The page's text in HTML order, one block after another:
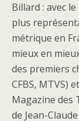
Billard : avec
plus
métrique en
mieux en
des premiers
CFBS, MTVS)
Magazine des
de Jean-